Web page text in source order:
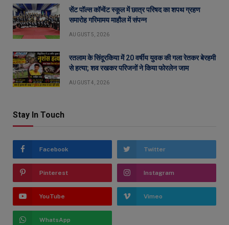
सेंट पॉल्स कॉन्वेंट स्कूल में छात्र परिषद का शपथ ग्रहण
समारोह गरिमामय माहौल में संपन्न
AUGUST 5, 2026
रतलाम के सिंदूरकिया में 20 वर्षीय युवक की गला रेतकर बेरहमी
से हत्या; शव रखकर परिजनों ने किया फोरलेन जाम
AUGUST 4, 2026
Stay In Touch
Facebook Twitter
Pinterest Instagram
YouTube Vimeo
WhatsApp